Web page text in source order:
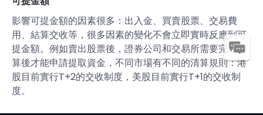
影響可提金額的因素很多：出入金、買賣股票、交易費
用、結算交收等，很多因素的變化不會立即實時反應到可
提金額。例如賣出股票後，證券公司和交易所需要完成清
算後才能申請提取資金，不同市場有不同的清算規則：港
股目前實行T+2的交收制度，美股目前實行T+1的交收制
度。